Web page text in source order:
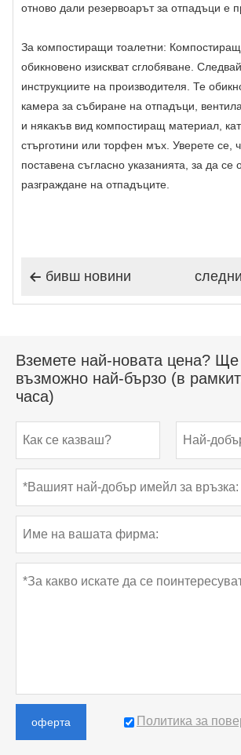
отново дали резервоарът за отпадъци е
За компостиращи тоалетни:
обикновено изискват сглобяване.
инструкциите на производителя. Те
камера за събиране на отпадъци,
и някакъв вид компостиращ материал,
стърготини или торфен мъх. Уверете се,
поставена съгласно указанията, за да се
разграждане на отпадъците.
 бивш новини
Вземете най-новата цена? Ще
възможно най-бързо (в
часа)
оферта Политика за